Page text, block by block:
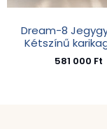
Dream-8
Kétszínű
581 000 Ft